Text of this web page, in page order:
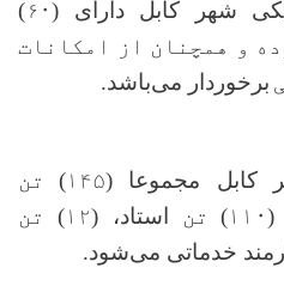
شهر کابل دارای (۶۰)
و همچنان از امکانات
برخوردار می‌باشد.
کابل مجموعا(۱۴۵)
تن
(۱۱۰) تن استاد، (۱۲) تن
خدماتی می‌شود.